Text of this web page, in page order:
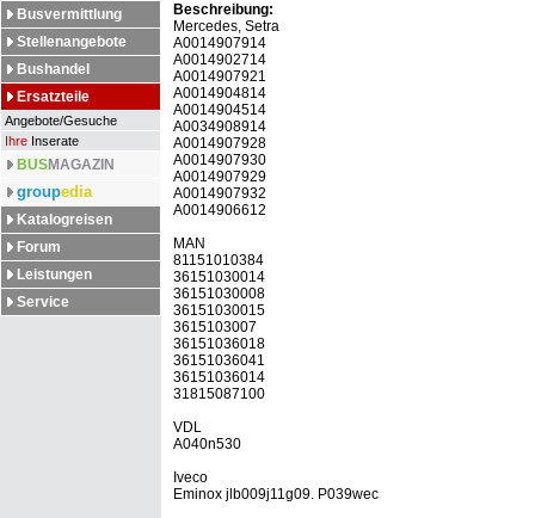
Busvermittlung
Stellenangebote
Bushandel
Ersatzteile
Angebote/Gesuche
Ihre Inserate
BUSMAGAZIN
groupedia
Katalogreisen
Forum
Leistungen
Service
Beschreibung:
Mercedes, Setra
A0014907914
A0014902714
A0014907921
A0014904814
A0014904514
A0034908914
A0014907928
A0014907930
A0014907929
A0014907932
A0014906612
MAN
81151010384
36151030014
36151030008
36151030015
3615103007
36151036018
36151036041
36151036014
31815087100
VDL
A040n530
Iveco
Eminox jlb009j11g09. P039wec